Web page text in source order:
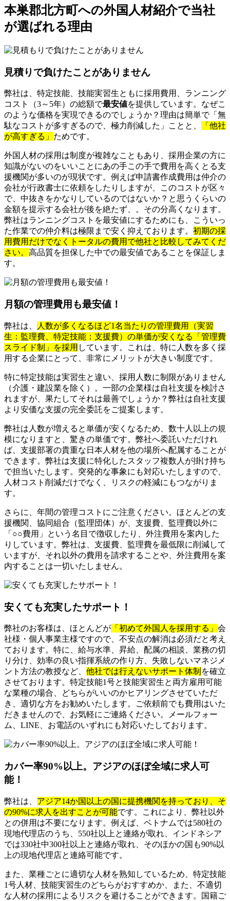
本巣郡北方町への外国人材紹介で当社
が選ばれる理由
見積りで負けたことがありません
弊社は、特定技能、技能実習生ともに採用費用、ランニング
コスト（3～5年）の総額で最安値を提供しています。なぜこ
のような価格を実現できるのでしょうか？理由は簡単で「無
駄なコストが多すぎるので、極力削減した」ことと、
「他社
が高すぎる」 ためです。
外国人材の採用は制度が複雑なこともあり、採用企業の方に
知識がないのをいいことにあの手この手で費用を高くとる支
援機関が多いのが現状です。例えば申請書作成費用は仲介の
会社が行政書士に依頼をしたりしますが、このコストが区々
で、中抜きをかなりしているのではないか？と思うくらいの
金額を提示する会社が後を絶たず、。その分高くなります。
弊社はランニングコストを最安値にするためにも、こういっ
た作業での仲介料は極限まで安く抑えております。 初期の採
用費用だけでなくトータルの費用で他社と比較してみてくだ
さい。 高品質を担保した中での最安値であることを保証しま
す。
月額の管理費用も最安値！
弊社は、
人数が多くなるほど1名当たりの管理費用（実習
生：監理費、特定技能：支援費）の単価が安くなる「管理費
スライド制」を採用 しています。これは、特に人数を多く採
用する企業にとって、非常にメリットが大きい制度です。
特に特定技能は実習生と違い、採用人数に制限がありません
（介護・建設業を除く）。一部の企業様は自社支援を検討さ
れますが、果たしてそれは最善でしょうか？弊社は自社支援
より安価な支援の完全委託をご提案します。
弊社は人数が増えると単価が安くなるため、数十人以上の規
模になりますと、驚きの単価です。弊社へ委託いただけれ
ば、支援部署の貴重な日本人材を他の場所へ配属することが
できます。弊社は支援に特化したスタッフ複数人が掛け持ち
で担当いたします。突発的な事象にも対応いたしますので、
人材コスト削減だけでなく、リスクの軽減にもつながりま
す。
さらに、年間の管理コストにご注意ください。ほとんどの支
援機関、協同組合（監理団体）が、支援費、監理費以外に
「○○費用」という名目で徴収したり、外注費用を案内した
りしています。弊社は、支援費、監理費を最低限に削減して
いますが、それ以外の費用を請求することや、外注費用を案
内することは一切いたしません。
安くても充実したサポート！
弊社のお客様は、ほとんどが 「初めて外国人を採用する」 会
社様・個人事業主様ですので、不安点の解消は必須だと考え
ております。特に、給与水準、昇給、配属の相談、業務の切
り分け、効率の良い指揮系統の作り方、失敗しないマネジメ
ント方法の教授など、 他社では行えないサポート体制 を確立
させております。特定技能1号と技能実習生と両方雇用可能
な業種の場合、どちらがいいのかヒアリングさせていただ
き、適切な方をお勧めいたします。ご依頼前でも費用はいた
だきませんので、お気軽にご連絡ください。メールフォー
ム、LINE、お電話のいずれにも対応いたしております。
カバー率90%以上。アジアのほぼ全域に求人可
能！
弊社は、 アジア14か国以上の国に提携機関を持っており、そ
の90%に求人を出すことが可能です。これにより、弊社以外
との併用は不要になります。例えば、ベトナムでは580社の
現地代理店のうち、550社以上と連絡が取れ、インドネシア
では330社中300社以上と連絡が取れ、そのほかの国も90%以
上の現地代理店と連絡可能です。
また、業種ごとに適切な人材を熟知しているため、特定技能
1号人材、技能実習生のどちらがおすすめか、また、不適切
な人材の採用によるリスクを避けることができます。国籍ご